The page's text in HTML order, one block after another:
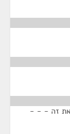
את זה - - -